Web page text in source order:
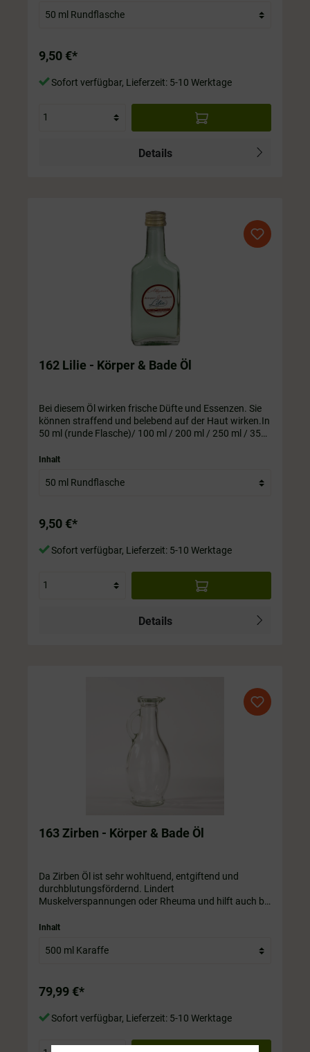
9,50 €*
Sofort verfügbar, Lieferzeit: 5-10 Werktage
Details
162 Lilie - Körper & Bade Öl
Bei diesem Öl wirken frische Düfte und Essenzen. Sie
können straffend und belebend auf der Haut wirken.In
50 ml (runde Flasche)/ 100 ml / 200 ml / 250 ml / 350
drin.
Inhalt
9,50 €*
Sofort verfügbar, Lieferzeit: 5-10 Werktage
Details
163 Zirben - Körper & Bade Öl
Da Zirben Öl ist sehr wohltuend, entgiftend und
durchblutungsfördernd. Lindert
Muskelverspannungen oder Rheuma und hilft auch bei
runde Flasche) / 100 ml / 200 ml / 250 ml / 350 ml /
Inhalt
79,99 €*
Sofort verfügbar, Lieferzeit: 5-10 Werktage